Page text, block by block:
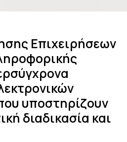
Επιχειρήσεων
υποστηρίζουν
διαδικασία και